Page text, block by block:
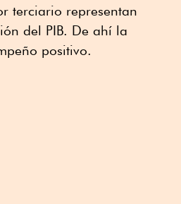
terciario representan
del PIB. De ahí la
positivo.